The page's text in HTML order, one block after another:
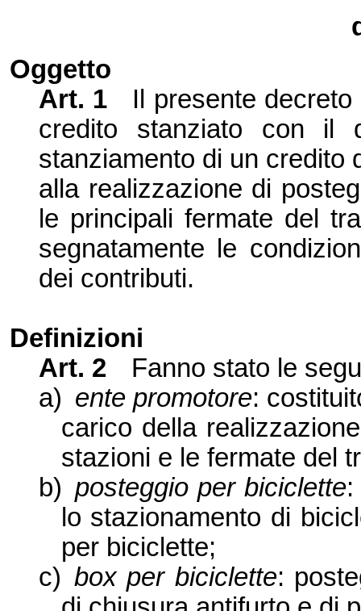
Oggetto
Art. 1
Il presente
credito stanziato con il
stanziamento di un credito
alla realizzazione di
le principali fermate del
segnatamente le
dei contributi.
Definizioni
Art. 2
Fanno stato le
a) ente promotore:
carico della
stazioni e le fermate del
b) posteggio per biciclette
lo stazionamento di
per biciclette;
c) box per biciclette: